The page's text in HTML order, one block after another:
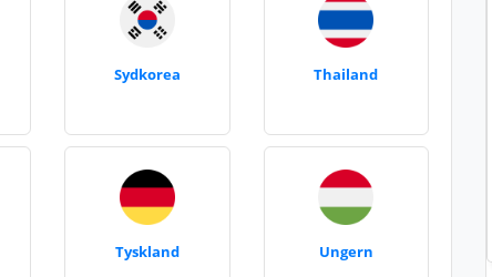
Sydkorea Thailand
Tyskland Ungern